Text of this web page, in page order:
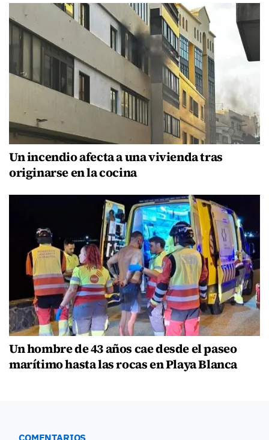
Un incendio afecta a una vivienda tras
originarse en la cocina
Un hombre de 43 años cae desde el paseo
marítimo hasta las rocas en Playa Blanca